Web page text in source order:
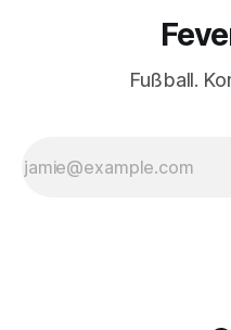
Fußball.